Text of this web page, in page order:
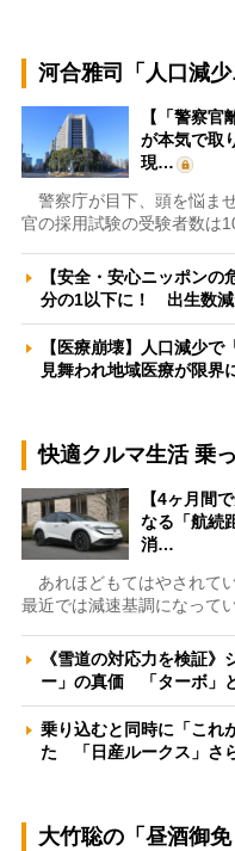
河合雅司「人口減少
【「警察
が本気で取
現…
警察庁が目下、頭を悩ま
官の採用試験の受験者数は
【安全・安心ニッポン
分の1以下に！ 出生数
【医療崩壊】人口減少
見舞われ地域医療が限
快適クルマ生活 乗
【4ヶ月間
なる「航続
消…
あれほどもてはやされて
最近では減速基調になって
《雪道の対応力を検証
ー」の真価 「ターボ」
乗り込むと同時に「これ
た 「日産ルークス」さ
大竹聡の「昼酒御免